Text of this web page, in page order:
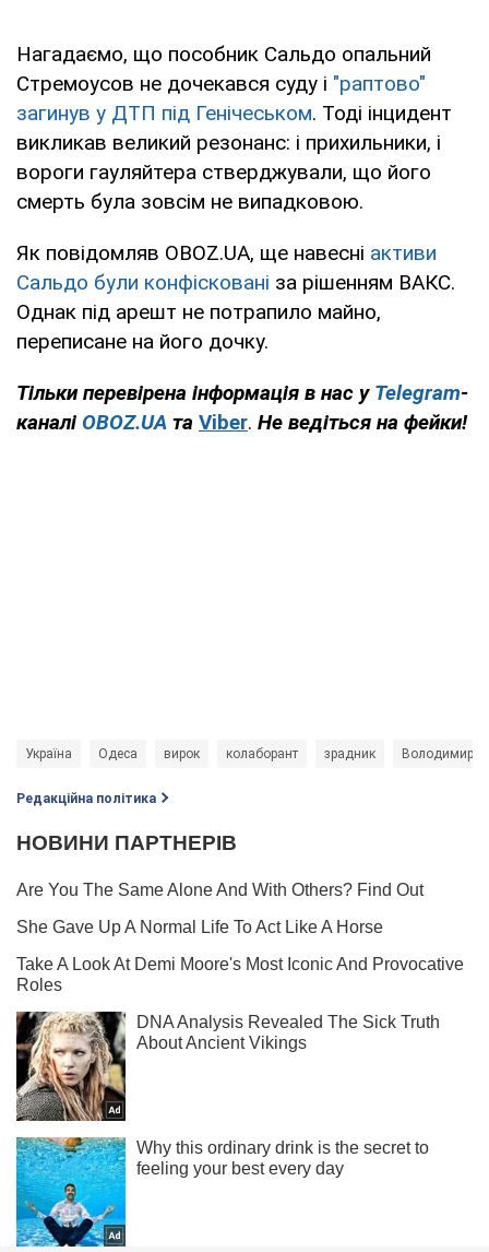
Нагадаємо, що пособник Сальдо опальний
Стремоусов не дочекався суду і "раптово"
загинув у ДТП під Генічеськом. Тоді інцидент
викликав великий резонанс: і прихильники, і
вороги гауляйтера стверджували, що його
смерть була зовсім не випадковою.
Як повідомляв OBOZ.UA, ще навесні активи
Сальдо були конфісковані за рішенням ВАКС.
Однак під арешт не потрапило майно,
переписане на його дочку.
Тільки перевірена інформація в нас у Telegram-
каналі OBOZ.UA та Viber. Не ведіться на фейки!
Україна Одеса вирок колаборант зрадник Володимир
Редакційна політика